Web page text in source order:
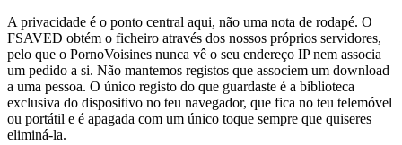
A privacidade é o ponto central aqui, não uma nota de rodapé. O
FSAVED obtém o ficheiro através dos nossos próprios servidores,
pelo que o PornoVoisines nunca vê o seu endereço IP nem associa
um pedido a si. Não mantemos registos que associem um download
a uma pessoa. O único registo do que guardaste é a biblioteca
exclusiva do dispositivo no teu navegador, que fica no teu telemóvel
ou portátil e é apagada com um único toque sempre que quiseres
eliminá-la.